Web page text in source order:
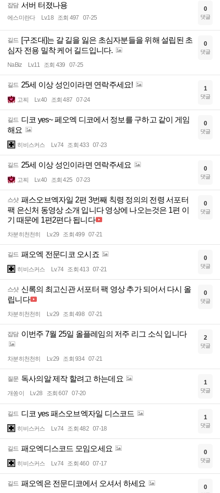
잡담 서버 터졌나용
에스미란다 Lv.18 조회 497 07-25
0
댓글
길드 [구조대]는 갈 길을 잃은 초심자분들을 위해 설립된 초
심자 전용 밀착 케어 길드입니다.
NaBiz Lv.11 조회 439 07-25
0
댓글
길드 25세 이상 성인이라면 연락주세요!
고찌 Lv.40 조회 487 07-24
1
댓글
길드 디코 yes~ 페오엑 디코에서 정보를 구하고 같이 게임
해요
히비스커스 Lv.74 조회 433 07-23
0
댓글
길드 25세 이상 성인이라면 연락주세요
고찌 Lv.40 조회 425 07-23
0
댓글
스샷 패스오브엑자일 2편 3번째 칙령 정의의 전령 서포터
팩 은신처 동영상 소개 입니다 영상에 나오는것은 1편 이
기 때문에 1편2편다 됩니다
차분히천천히 Lv.29 조회 499 07-21
0
댓글
길드 패오엑 전문디코 오시죠
히비스커스 Lv.74 조회 413 07-21
0
댓글
스샷 신록의 최고신관 서포터 팩 영상 추가 되어서 다시 올
립니다
차분히천천히 Lv.29 조회 498 07-21
0
댓글
잡담 이번주 7월 25일 올플레임의 저주 리그 소식 입니다
차분히천천히 Lv.29 조회 934 07-21
2
댓글
질문 독사의알 제작 할려고 하는데요
개쏭이 Lv.28 조회 607 07-20
1
댓글
길드 디코 yes 패스오브엑자일 디스코드
히비스커스 Lv.74 조회 482 07-18
1
댓글
길드 패오엑디스코드 모임오세요
히비스커스 Lv.74 조회 460 07-17
0
댓글
길드 패오엑은 전문디코에서 오셔서 하세요 0